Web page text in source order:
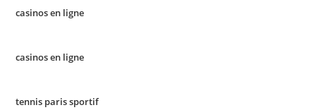
casinos en ligne
casinos en ligne
tennis paris sportif